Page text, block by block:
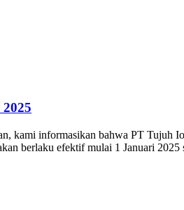
kami informasikan bahwa PT Tujuh
berlaku efektif mulai 1 Januari 2025